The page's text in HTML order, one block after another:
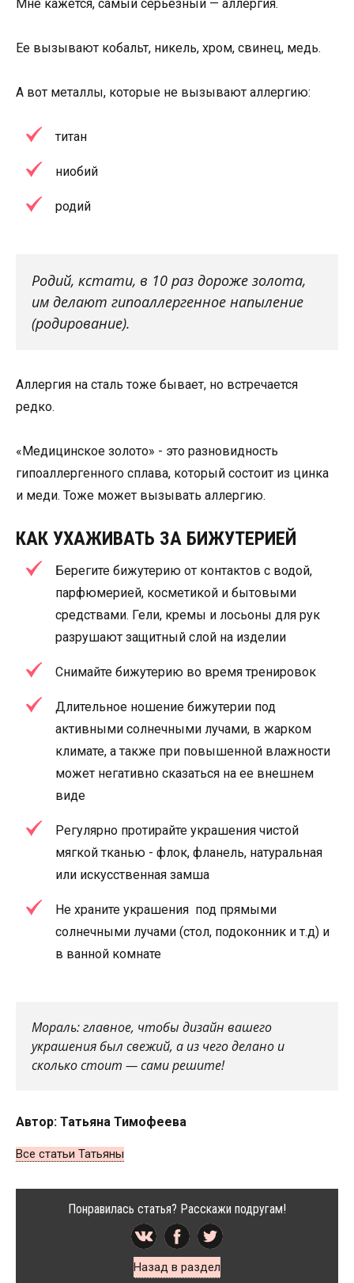
Мне кажется, самый серьезный — аллергия.
Ее вызывают кобальт, никель, хром, свинец, медь.
А вот металлы, которые не вызывают аллергию:
титан
ниобий
родий
Родий, кстати, в 10 раз дороже золота,
им делают гипоаллергенное напыление
(родирование).
Аллергия на сталь тоже бывает, но встречается
редко.
«Медицинское золото» - это разновидность
гипоаллергенного сплава, который состоит из цинка
и меди. Тоже может вызывать аллергию.
КАК УХАЖИВАТЬ ЗА БИЖУТЕРИЕЙ
Берегите бижутерию от контактов с водой,
парфюмерией, косметикой и бытовыми
средствами. Гели, кремы и лосьоны для рук
разрушают защитный слой на изделии
Cнимайте бижутерию во время тренировок
Длительное ношение бижутерии под
активными солнечными лучами, в жарком
климате, а также при повышенной влажности
может негативно сказаться на ее внешнем
виде
Регулярно протирайте украшения чистой
мягкой тканью - флок, фланель, натуральная
или искусственная замша
Не храните украшения под прямыми
солнечными лучами (стол, подоконник и т.д) и
в ванной комнате
Мораль: главное, чтобы дизайн вашего
украшения был свежий, а из чего делано и
сколько стоит — сами решите!
Автор: Татьяна Тимофеева
Все статьи Татьяны
Понравилась статья? Расскажи подругам!
Назад в раздел